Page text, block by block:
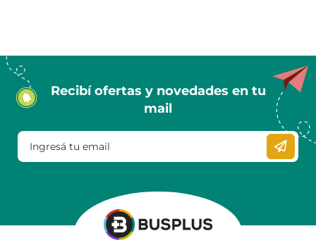
Recibí ofertas y novedades en tu
mail